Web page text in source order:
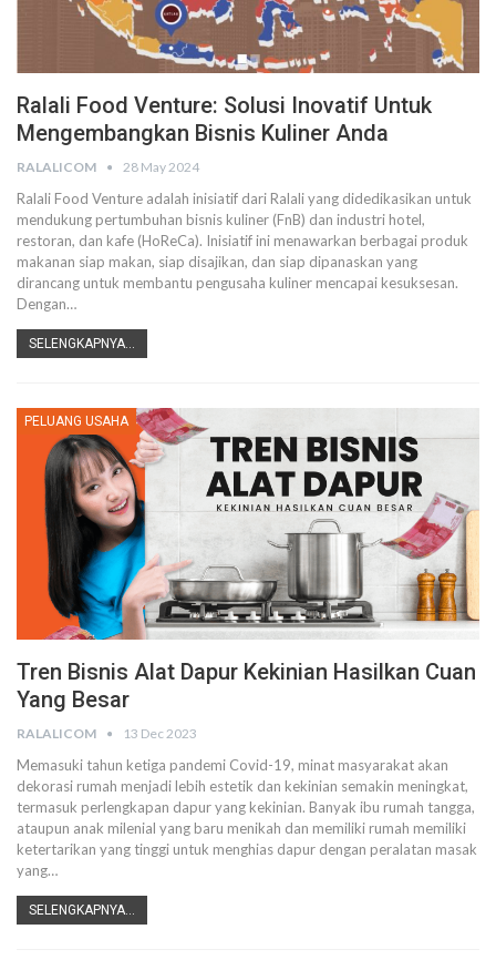
Ralali Food Venture: Solusi Inovatif Untuk
Mengembangkan Bisnis Kuliner Anda
RALALICOM 28 May 2024
Ralali Food Venture adalah inisiatif dari Ralali yang didedikasikan untuk
mendukung pertumbuhan bisnis kuliner (FnB) dan industri hotel,
restoran, dan kafe (HoReCa). Inisiatif ini menawarkan berbagai produk
makanan siap makan, siap disajikan, dan siap dipanaskan yang
dirancang untuk membantu pengusaha kuliner mencapai kesuksesan.
Dengan…
SELENGKAPNYA...
PELUANG USAHA
Tren Bisnis Alat Dapur Kekinian Hasilkan Cuan
Yang Besar
RALALICOM 13 Dec 2023
Memasuki tahun ketiga pandemi Covid-19, minat masyarakat akan
dekorasi rumah menjadi lebih estetik dan kekinian semakin meningkat,
termasuk perlengkapan dapur yang kekinian. Banyak ibu rumah tangga,
ataupun anak milenial yang baru menikah dan memiliki rumah memiliki
ketertarikan yang tinggi untuk menghias dapur dengan peralatan masak
yang…
SELENGKAPNYA...